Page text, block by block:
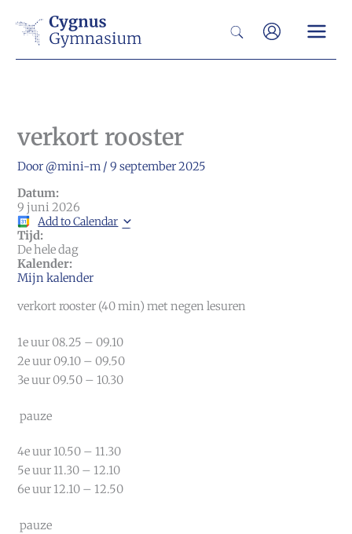
naar
Zoeken
verkort rooster
Door @mini-m /9 september 2025
Datum:
9 juni 2026
Add to Calendar
Tijd:
De hele dag
Kalender:
Mijn kalender
verkort rooster (40 min) met negen lesuren
1e uur 08.25 – 09.10
2e uur 09.10 – 09.50
3e uur 09.50 – 10.30
pauze
4e uur 10.50 – 11.30
5e uur 11.30 – 12.10
6e uur 12.10 – 12.50
pauze